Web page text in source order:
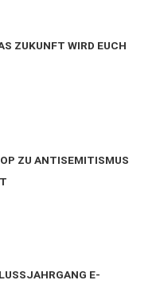
ZUKUNFT WIRD EUCH
ZU ANTISEMITISMUS
E-